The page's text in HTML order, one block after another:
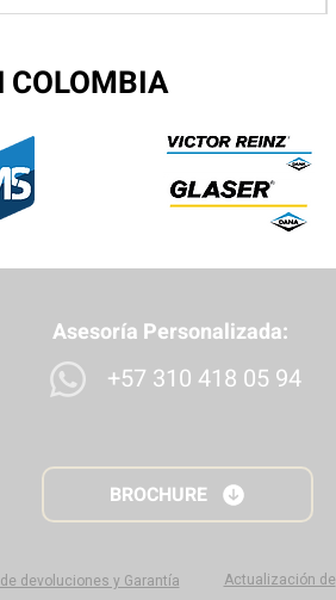
COLOMBIA
Asesoría Personalizada:
+57 310 418 05 94
BROCHURE
devoluciones y Garantía
Actualización de